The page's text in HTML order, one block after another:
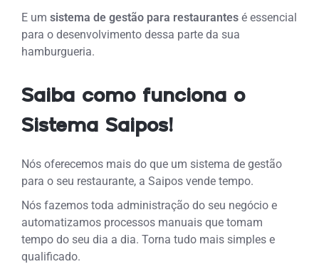
E umsistema de gestão para restaurantes é essencial
para o desenvolvimento dessa parte da sua
hamburgueria.
Saiba como funciona o
Sistema Saipos!
Nós oferecemos mais do que um sistema de gestão
para o seu restaurante, a Saipos vende tempo.
Nós fazemos toda administração do seu negócio e
automatizamos processos manuais que tomam
tempo do seu dia a dia. Torna tudo mais simples e
qualificado.